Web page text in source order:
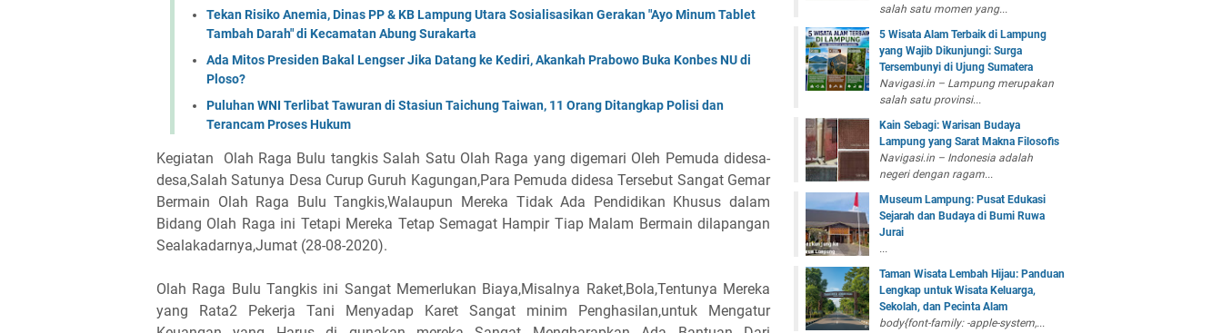
Tekan Risiko Anemia, Dinas PP & KB Lampung Utara Sosialisasikan Gerakan "Ayo Minum Tablet
Tambah Darah" di Kecamatan Abung Surakarta
Ada Mitos Presiden Bakal Lengser Jika Datang ke Kediri, Akankah Prabowo Buka Konbes NU di
Ploso?
Puluhan WNI Terlibat Tawuran di Stasiun Taichung Taiwan, 11 Orang Ditangkap Polisi dan
Terancam Proses Hukum
Kegiatan Olah Raga Bulu tangkis Salah Satu Olah Raga yang digemari Oleh Pemuda didesa-
desa,Salah Satunya Desa Curup Guruh Kagungan,Para Pemuda didesa Tersebut Sangat Gemar
Bermain Olah Raga Bulu Tangkis,Walaupun Mereka Tidak Ada Pendidikan Khusus dalam
Bidang Olah Raga ini Tetapi Mereka Tetap Semagat Hampir Tiap Malam Bermain dilapangan
Sealakadarnya,Jumat (28-08-2020).
Olah Raga Bulu Tangkis ini Sangat Memerlukan Biaya,Misalnya Raket,Bola,Tentunya Mereka
yang Rata2 Pekerja Tani Menyadap Karet Sangat minim Penghasilan,untuk Mengatur
salah satu momen yang...
5 Wisata Alam Terbaik di Lampung
yang Wajib Dikunjungi: Surga
Tersembunyi di Ujung Sumatera
Navigasi.in – Lampung merupakan
salah satu provinsi...
Kain Sebagi: Warisan Budaya
Lampung yang Sarat Makna Filosofis
Navigasi.in – Indonesia adalah
negeri dengan ragam...
Museum Lampung: Pusat Edukasi
Sejarah dan Budaya di Bumi Ruwa
Jurai
...
Taman Wisata Lembah Hijau: Panduan
Lengkap untuk Wisata Keluarga,
Sekolah, dan Pecinta Alam
body{font-family: -apple-system,...